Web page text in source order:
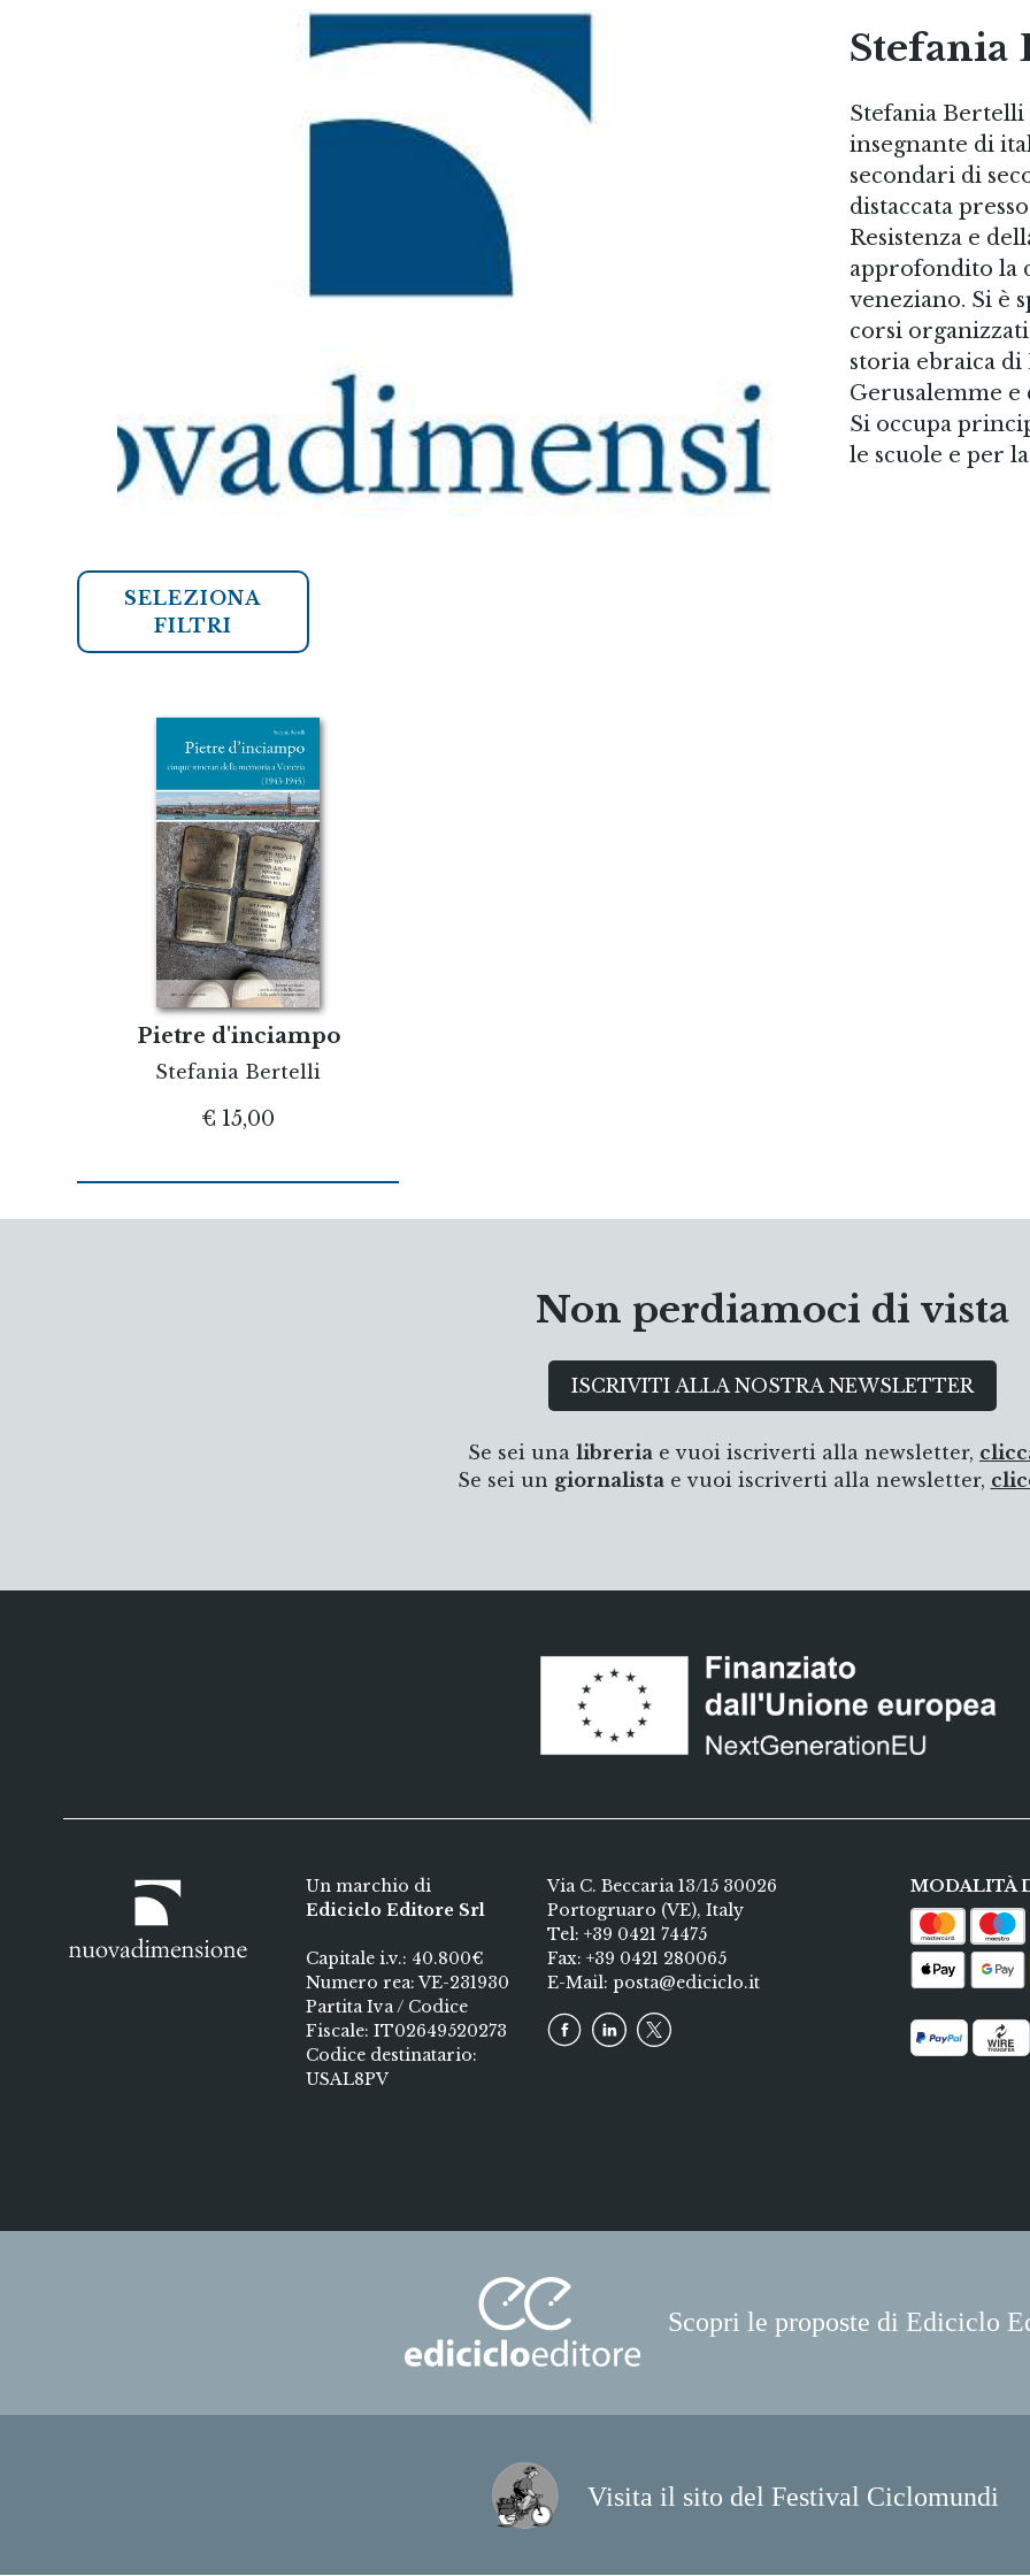
Stefania
Stefania Bertelli
insegnante di
secondari di
distaccata
Resistenza e
approfondito la
veneziano. Si è
corsi
storia ebraica di
Gerusalemme
Si occupa
le scuole e per
SELEZIONA
FILTRI
Pietre d'inciampo
Stefania Bertelli
€ 15,00
Non perdiamoci di vista
ISCRIVITI ALLA NOSTRA NEWSLETTER
Se sei una libreria e vuoi iscriverti alla newsletter,
Se sei un giornalistae vuoi iscriverti alla newsletter,
Un marchio di
Ediciclo Editore Srl
Capitale i.v.: 40.800€
Numero rea: VE-231930
Partita Iva / Codice
Fiscale: IT02649520273
Codice destinatario:
USAL8PV
Via C. Beccaria 13/15 30026
Portogruaro (VE), Italy
Tel:+39 0421 74475
Fax: +39 0421 280065
E-Mail:posta@ediciclo.it
MODALITÀ